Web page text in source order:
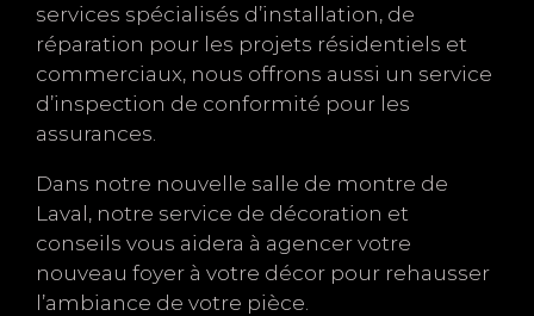
services spécialisés d’installation, de
réparation pour les projets résidentiels et
commerciaux, nous offrons aussi un service
d’inspection de conformité pour les
assurances.
Dans notre nouvelle salle de montre de
Laval, notre service de décoration et
conseils vous aidera à agencer votre
nouveau foyer à votre décor pour rehausser
l’ambiance de votre pièce.